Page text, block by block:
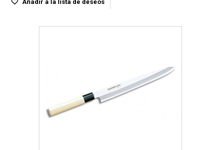
Añadir a la lista de deseos